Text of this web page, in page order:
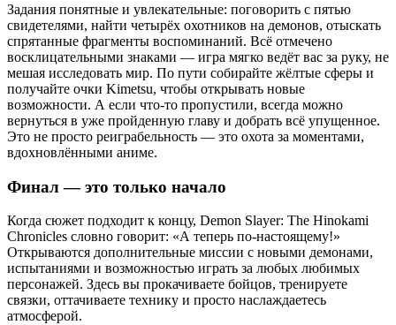
Задания понятные и увлекательные: поговорить с пятью
свидетелями, найти четырёх охотников на демонов, отыскать
спрятанные фрагменты воспоминаний. Всё отмечено
восклицательными знаками — игра мягко ведёт вас за руку, не
мешая исследовать мир. По пути собирайте жёлтые сферы и
получайте очки Kimetsu, чтобы открывать новые
возможности. А если что‑то пропустили, всегда можно
вернуться в уже пройденную главу и добрать всё упущенное.
Это не просто реиграбельность — это охота за моментами,
вдохновлёнными аниме.
Финал — это только начало
Когда сюжет подходит к концу, Demon Slayer: The Hinokami
Chronicles словно говорит: «А теперь по‑настоящему!»
Открываются дополнительные миссии с новыми демонами,
испытаниями и возможностью играть за любых любимых
персонажей. Здесь вы прокачиваете бойцов, тренируете
связки, оттачиваете технику и просто наслаждаетесь
атмосферой.